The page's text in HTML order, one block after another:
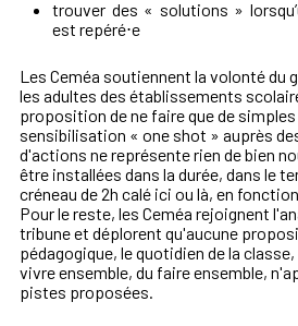
trouver des « solutions »
est repéré⋅e
Les Ceméa soutiennent la volonté du
les adultes des établissements
proposition de ne faire que de
sensibilisation « one shot » auprès
d'actions ne représente rien de bien
être installées dans la durée, dans le
créneau de 2h calé ici ou là, en
Pour le reste, les Ceméa rejoignent
tribune et déplorent qu'aucune
pédagogique, le quotidien de la classe,
vivre ensemble, du faire ensemble,
pistes proposées.